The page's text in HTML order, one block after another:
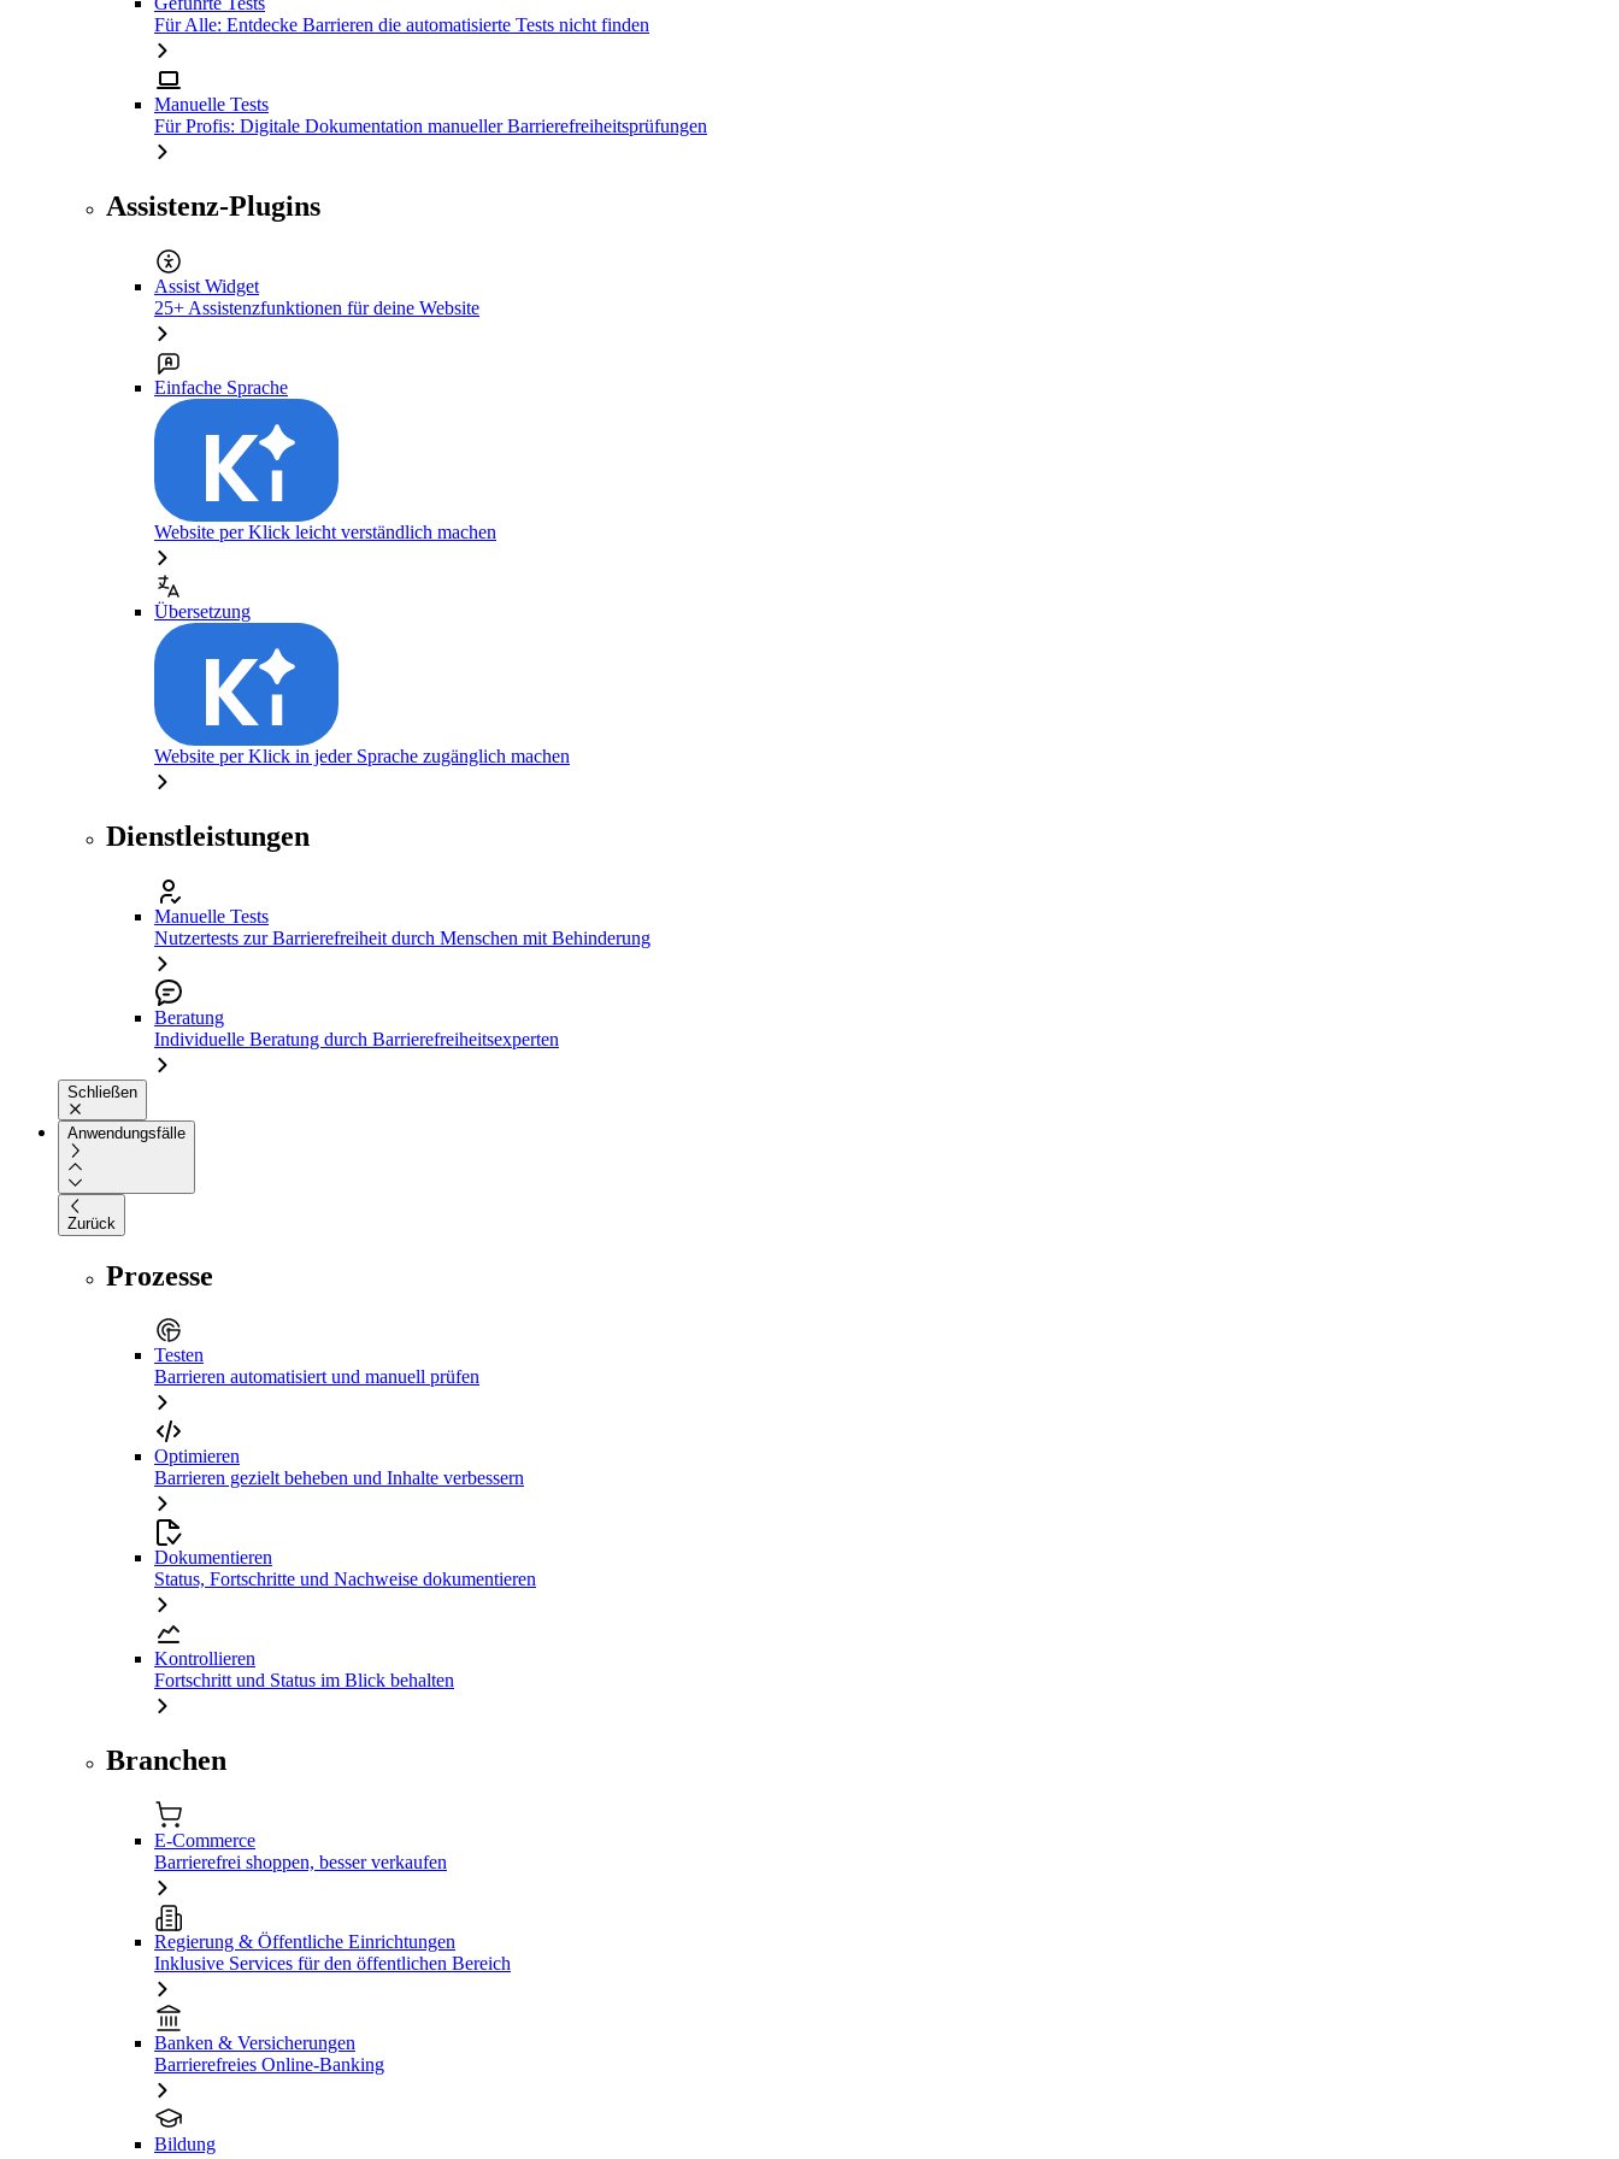
Für Alle: Entdecke Barrieren die automatisierte Tests nicht finden
Manuelle Tests
Für Profis: Digitale Dokumentation manueller Barrierefreiheitsprüfungen
Assistenz-Plugins
Assist Widget
25+ Assistenzfunktionen für deine Website
Einfache Sprache
Website per Klick leicht verständlich machen
Übersetzung
Website per Klick in jeder Sprache zugänglich machen
Dienstleistungen
Manuelle Tests
Nutzertests zur Barrierefreiheit durch Menschen mit Behinderung
Beratung
Individuelle Beratung durch Barrierefreiheitsexperten
Schließen
Anwendungsfälle
Zurück
Prozesse
Testen
Barrieren automatisiert und manuell prüfen
Optimieren
Barrieren gezielt beheben und Inhalte verbessern
Dokumentieren
Status, Fortschritte und Nachweise dokumentieren
Kontrollieren
Fortschritt und Status im Blick behalten
Branchen
E-Commerce
Barrierefrei shoppen, besser verkaufen
Regierung & Öffentliche Einrichtungen
Inklusive Services für den öffentlichen Bereich
Banken & Versicherungen
Barrierefreies Online-Banking
Bildung